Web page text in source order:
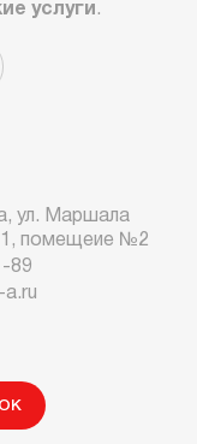
услуги .
ул. Маршала
помещеие №2
89
a.ru